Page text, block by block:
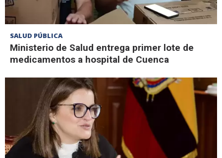
SALUD PÚBLICA
Ministerio de Salud entrega primer lote de
medicamentos a hospital de Cuenca